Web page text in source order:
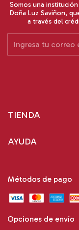
Somos una
Doña Luz Saviñon,
a través del
TIENDA
AYUDA
Métodos de pago
Opciones de envío